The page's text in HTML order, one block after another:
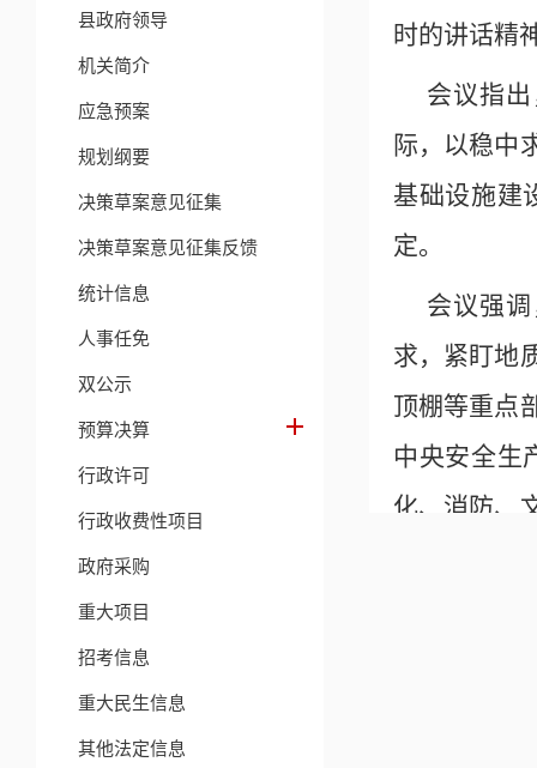
县政府领导
机关简介
应急预案
规划纲要
决策草案意见征集
决策草案意见征集反馈
统计信息
人事任免
双公示
预算决算
行政许可
行政收费性项目
政府采购
重大项目
招考信息
重大民生信息
其他法定信息
时的讲话精
会议指
际，以稳中
基础设施建
定。
会议强
求，紧盯地
顶棚等重点
中央安全生
化、消防、